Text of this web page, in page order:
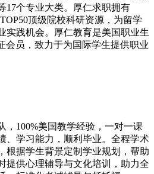
17个专业大类。厚仁求职拥有
顶级院校科研资源，为留学
实践机会。厚仁教育是美国职业生
会员，致力于为国际学生提供职业
，100%美国教学经验，一对一课
、学习能力，顺利毕业。全程学术
根据学生背景定制学业规划，帮助
提供心理辅导与文化培训，助力全